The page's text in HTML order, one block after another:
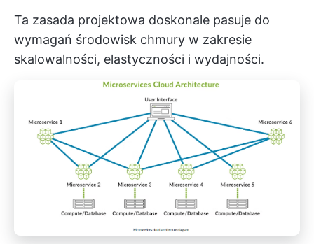
Ta zasada projektowa doskonale pasuje do
wymagań środowisk chmury w zakresie
skalowalności, elastyczności i wydajności.